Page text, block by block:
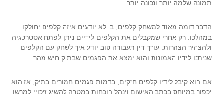
תמונה שלמה יותר ונכונה יותר.
הדבר דומה מאוד למשחק קלפים, בו לא יודעים איזה קלפים יחולקו
במהלכו. רק אחרי שמקבלים את הקלפים לידיים ניתן לפתח אסטרטגיה
ולהצהיר הצהרות. עורך דין תעבורה טוב יודע איך לשחק עם הקלפים
שניתנו לידיו האמונות והוא ימצא את הפגמים שבתיק חיש מהר.
אם הוא קיבל לידיו קלפים חזקים, בדמות פגמים חמורים בתיק, אז הוא
יכפור במיוחס בכתב האישום וינהל הוכחות במטרה להשיג זיכויי למרשו.